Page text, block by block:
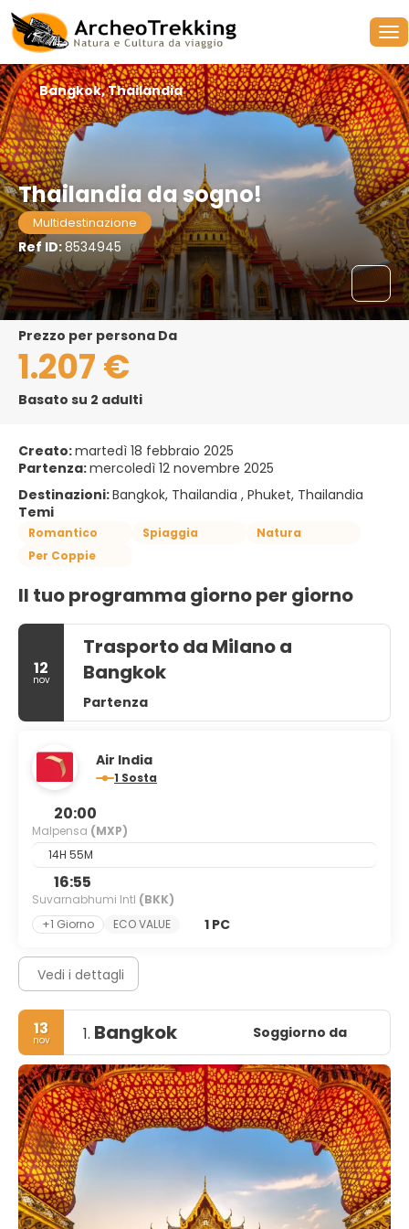
Thailandia da sogno!
Multidestinazione
Ref ID:8534945
Bangkok, Thailandia
Prezzo per persona Da
1.207 €
Basato su 2 adulti
Creato:martedì 18 febbraio 2025
Partenza:mercoledì 12 novembre 2025
Destinazioni:Bangkok, Thailandia , Phuket, Thailandia
Temi
Romantico Spiaggia
Natura
Per Coppie
Il tuo programma giorno per giorno
12
nov
Trasporto da Milano a
Bangkok
Partenza
Air India
1 Sosta
20:00
Malpensa (MXP)
14H 55M
16:55
Suvarnabhumi Intl (BKK)
+1 Giorno
ECO VALUE 1 PC
Vedi i dettagli
13
nov 1. Bangkok Soggiorno da